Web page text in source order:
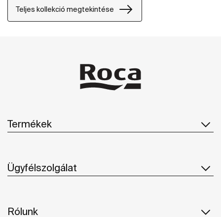
Teljes kollekció megtekintése
Termékek
Ügyfélszolgálat
Rólunk